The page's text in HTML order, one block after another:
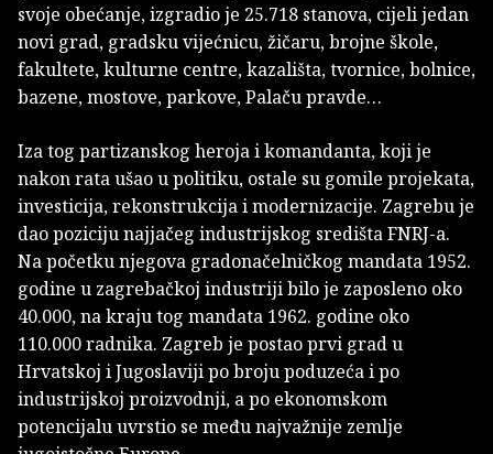
svoje obećanje, izgradio je 25.718 stanova, cijeli jedan
novi grad, gradsku vijećnicu, žičaru, brojne škole,
fakultete, kulturne centre, kazališta, tvornice, bolnice,
bazene, mostove, parkove, Palaču pravde…
Iza tog partizanskog heroja i komandanta, koji je
nakon rata ušao u politiku, ostale su gomile projekata,
investicija, rekonstrukcija i modernizacije. Zagrebu je
dao poziciju najjačeg industrijskog središta FNRJ-a.
Na početku njegova gradonačelničkog mandata 1952.
godine u zagrebačkoj industriji bilo je zaposleno oko
40.000, na kraju tog mandata 1962. godine oko
110.000 radnika. Zagreb je postao prvi grad u
Hrvatskoj i Jugoslaviji po broju poduzeća i po
industrijskoj proizvodnji, a po ekonomskom
potencijalu uvrstio se među najvažnije zemlje